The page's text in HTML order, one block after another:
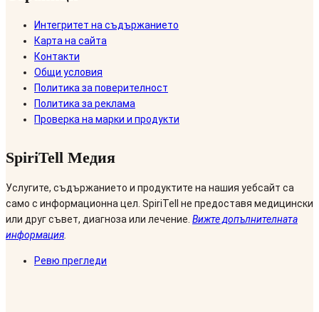
Интегритет на съдържанието
Карта на сайта
Контакти
Общи условия
Политика за поверителност
Политика за реклама
Проверка на марки и продукти
SpiriTell Медия
Услугите, съдържанието и продуктите на нашия уебсайт са
само с информационна цел. SpiriTell не предоставя медицински
или друг съвет, диагноза или лечение. Вижте допълнителната
информация
Ревю прегледи